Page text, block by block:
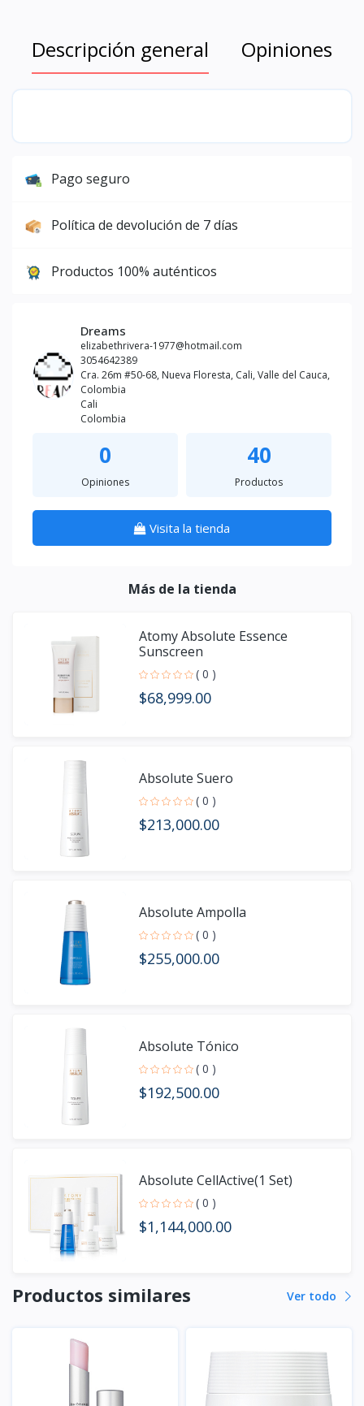
Descripción general Opiniones
Pago seguro
Política de devolución de 7 días
Productos 100% auténticos
Dreams
elizabethrivera-1977@hotmail.com
3054642389
Cra. 26m #50-68, Nueva Floresta, Cali, Valle del Cauca,
Colombia
Cali
Colombia
0
Opiniones
40
Productos
Visita la tienda
Más de la tienda
Atomy Absolute Essence
Sunscreen
( 0 )
$68,999.00
Absolute Suero
( 0 )
$213,000.00
Absolute Ampolla
( 0 )
$255,000.00
Absolute Tónico
( 0 )
$192,500.00
Absolute CellActive(1 Set)
( 0 )
$1,144,000.00
Productos similares Ver todo